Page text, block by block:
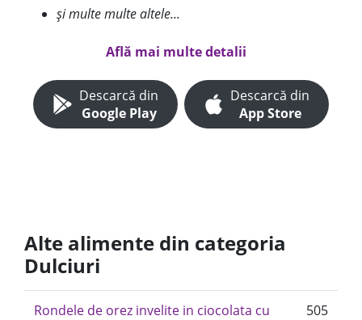
și multe multe altele...
Află mai multe detalii
Descarcă din
Google Play
Descarcă din
App Store
Alte alimente din categoria
Dulciuri
Rondele de orez invelite in ciocolata cu
505